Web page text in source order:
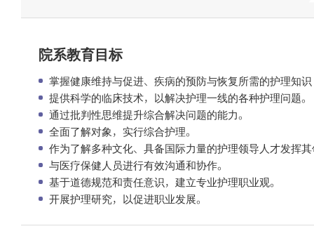
院系教育目标
掌握健康维持与促进、疾病的预防与恢复所需的护理知识
提供科学的临床技术，以解决护理一线的各种护理问题。
通过批判性思维提升综合解决问题的能力。
全面了解对象，实行综合护理。
作为了解多种文化、具备国际力量的护理领导人才发挥
与医疗保健人员进行有效沟通和协作。
基于道德规范和责任意识，建立专业护理职业观。
开展护理研究，以促进职业发展。